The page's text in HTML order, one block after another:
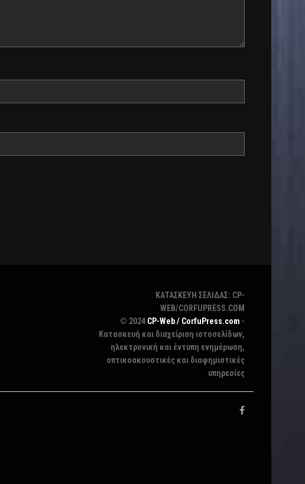
ΚΑΤΑΣΚΕΥΗ ΣΕΛΙΔΑΣ: CP-
WEB/CORFUPRESS.COM
© 2024 CP-Web / CorfuPress.com -
Κατασκευή και διαχείριση ιστοσελίδων,
ηλεκτρονική και έντυπη ενημέρωση,
οπτικοακουστικές και διαφημιστικές
υπηρεσίες